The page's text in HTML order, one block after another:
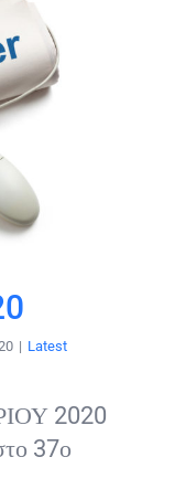
| Latest
2020
37ο